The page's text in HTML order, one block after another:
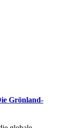
Grönland-